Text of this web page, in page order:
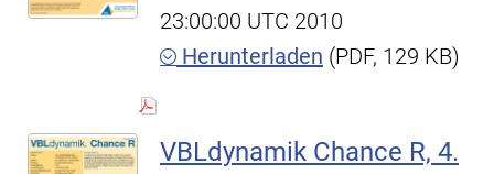
23:00:00 UTC 2010
Herunterladen (PDF, 129 KB)
VBLdynamik Chance R, 4.